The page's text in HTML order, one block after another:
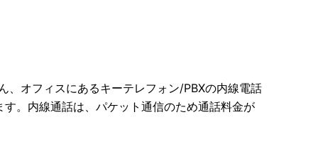
、オフィスにあるキーテレフォン/PBXの内線電話
。内線通話は、パケット通信のため通話料金が